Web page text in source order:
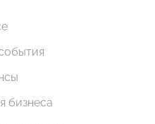
бизнеса